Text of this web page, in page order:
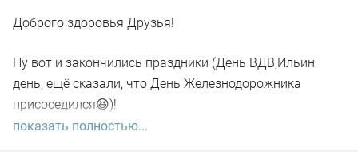
Доброго здоровья Друзья!
Ну вот и закончились праздники (День ВДВ,Ильин
день, ещё сказали, что День Железнодорожника
присоседился😆)!
показать полностью...